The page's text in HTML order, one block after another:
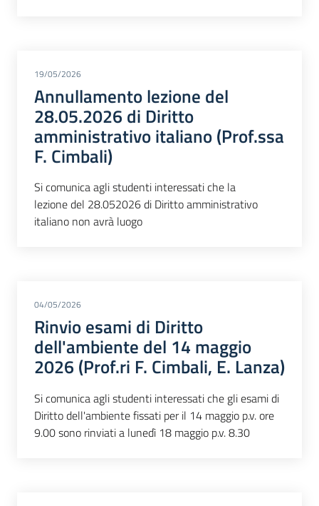
19/05/2026
Annullamento lezione del
28.05.2026 di Diritto
amministrativo italiano (Prof.ssa
F. Cimbali)
Si comunica agli studenti interessati che la
lezione del 28.052026 di Diritto amministrativo
italiano non avrà luogo
04/05/2026
Rinvio esami di Diritto
dell'ambiente del 14 maggio
2026 (Prof.ri F. Cimbali, E. Lanza)
Si comunica agli studenti interessati che gli esami di
Diritto dell'ambiente fissati per il 14 maggio p.v. ore
9.00 sono rinviati a lunedì 18 maggio p.v. 8.30